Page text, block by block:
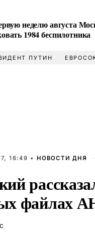
неделю августа
1984 беспилотника
ПУТИН
16:49 • НОВОСТИ ДНЯ
файлах